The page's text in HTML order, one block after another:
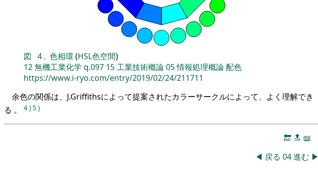
図 4 . 色相環 (HSL色空間)
12無機工業化学 q.097 15工業技術概論05情報処理概論配色
https://www.i-ryo.com/entry/2019/02/24/211711
余色の関係は、J.Griffithsによって提案されたカラーサークルによって、よく理解でき
る 。
4)5 )
🔚 🔝 📖
◀ 戻る 04進む ▶